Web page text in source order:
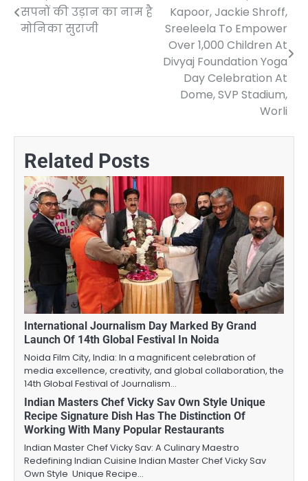
navigation
सपनों की उड़ान का नाम है
मोनिका सुराजी
Kapoor, Jackie Shroff,
Sreeleela To Empower
Over 1,000 Children At
Divyaj Foundation Yoga
Day Celebration At
Dome, SVP Stadium,
Worli
Related Posts
International Journalism Day Marked By Grand
Launch Of 14th Global Festival In Noida
Noida Film City, India: In a magnificent celebration of
media excellence, creativity, and global collaboration, the
14th Global Festival of Journalism…
Indian Masters Chef Vicky Sav Own Style Unique
Recipe Signature Dish Has The Distinction Of
Working With Many Popular Restaurants
Indian Master Chef Vicky Sav: A Culinary Maestro
Redefining Indian Cuisine Indian Master Chef Vicky Sav
Own Style Unique Recipe…